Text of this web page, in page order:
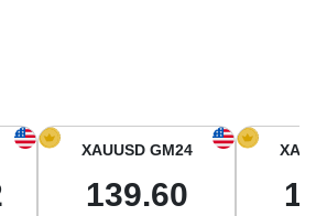
América del sur
XAUUSD GM24
139.60